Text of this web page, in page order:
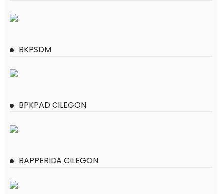
BKPSDM
BPKPAD CILEGON
BAPPERIDA CILEGON